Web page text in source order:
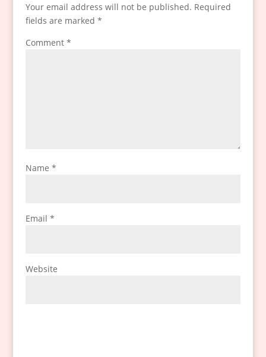
Your email address will not be published. Required
fields are marked *
Comment *
Name *
Email *
Website